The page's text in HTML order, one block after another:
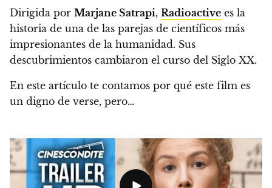
Dirigida por Marjane Satrapi, Radioactive es la
historia de una de las parejas de científicos más
impresionantes de la humanidad. Sus
descubrimientos cambiaron el curso del Siglo XX.
En este artículo te contamos por qué este film es
un digno de verse, pero…